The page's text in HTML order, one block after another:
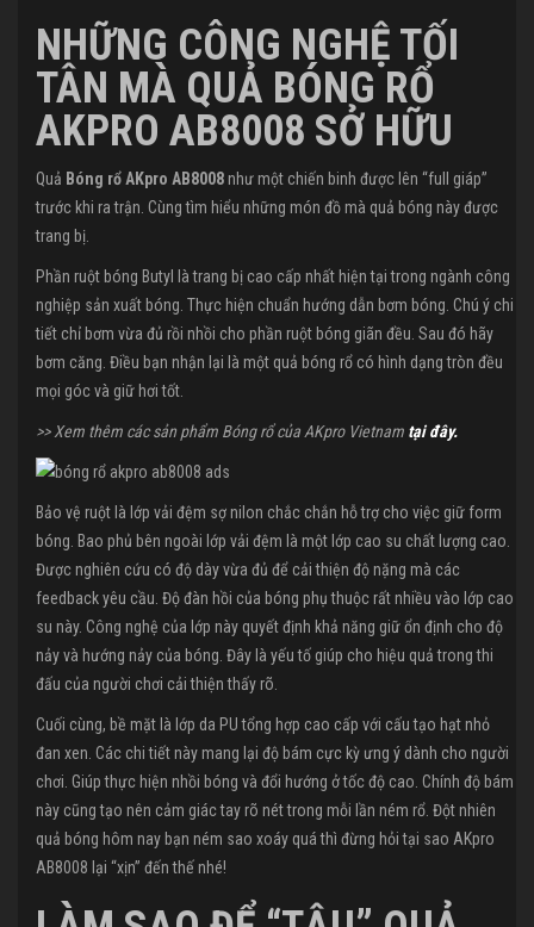
NHỮNG CÔNG NGHỆ TỐI
TÂN MÀ QUẢ BÓNG RỔ
AKPRO AB8008 SỞ HỮU
Quả Bóng rổ AKpro AB8008như một chiến binh được lên “full giáp”
trước khi ra trận. Cùng tìm hiểu những món đồ mà quả bóng này được
trang bị.
Phần ruột bóng Butyl là trang bị cao cấp nhất hiện tại trong ngành công
nghiệp sản xuất bóng. Thực hiện chuẩn hướng dẫn bơm bóng. Chú ý chi
tiết chỉ bơm vừa đủ rồi nhồi cho phần ruột bóng giãn đều. Sau đó hãy
bơm căng. Điều bạn nhận lại là một quả bóng rổ có hình dạng tròn đều
mọi góc và giữ hơi tốt.
>> Xem thêm các sản phẩm Bóng rổ của AKpro Vietnam tại đây.
Bảo vệ ruột là lớp vải đệm sợ nilon chắc chắn hỗ trợ cho việc giữ form
bóng. Bao phủ bên ngoài lớp vải đệm là một lớp cao su chất lượng cao.
Được nghiên cứu có độ dày vừa đủ để cải thiện độ nặng mà các
feedback yêu cầu. Độ đàn hồi của bóng phụ thuộc rất nhiều vào lớp cao
su này. Công nghệ của lớp này quyết định khả năng giữ ổn định cho độ
nảy và hướng nảy của bóng. Đây là yếu tố giúp cho hiệu quả trong thi
đấu của người chơi cải thiện thấy rõ.
Cuối cùng, bề mặt là lớp da PU tổng hợp cao cấp với cấu tạo hạt nhỏ
đan xen. Các chi tiết này mang lại độ bám cực kỳ ưng ý dành cho người
chơi. Giúp thực hiện nhồi bóng và đổi hướng ở tốc độ cao. Chính độ bám
này cũng tạo nên cảm giác tay rõ nét trong mỗi lần ném rổ. Đột nhiên
quả bóng hôm nay bạn ném sao xoáy quá thì đừng hỏi tại sao AKpro
AB8008 lại “xịn” đến thế nhé!